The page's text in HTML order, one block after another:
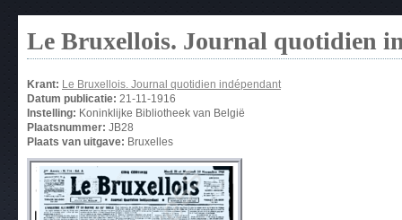
Le Bruxellois. Journal quotidien
Krant: Le Bruxellois. Journal quotidien indépendant
Datum publicatie: 21-11-1916
Instelling: Koninklijke Bibliotheek van België
Plaatsnummer: JB28
Plaats van uitgave: Bruxelles